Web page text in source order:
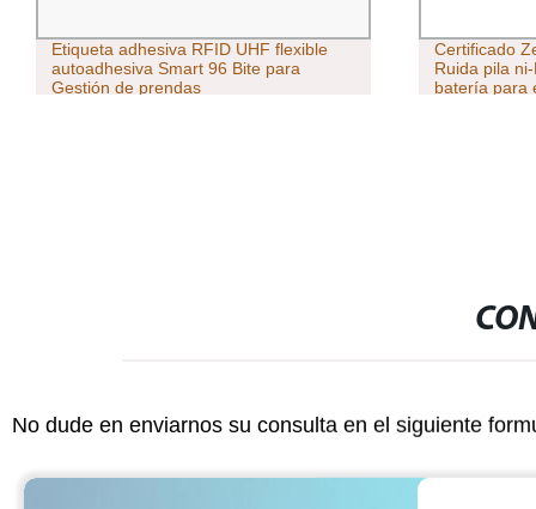
Etiqueta adhesiva RFID UHF flexible
autoadhesiva Smart 96 Bite para
Gestión de prendas
Certificado
Ruida pila
batería para
No dude en enviarnos su consulta en el siguiente